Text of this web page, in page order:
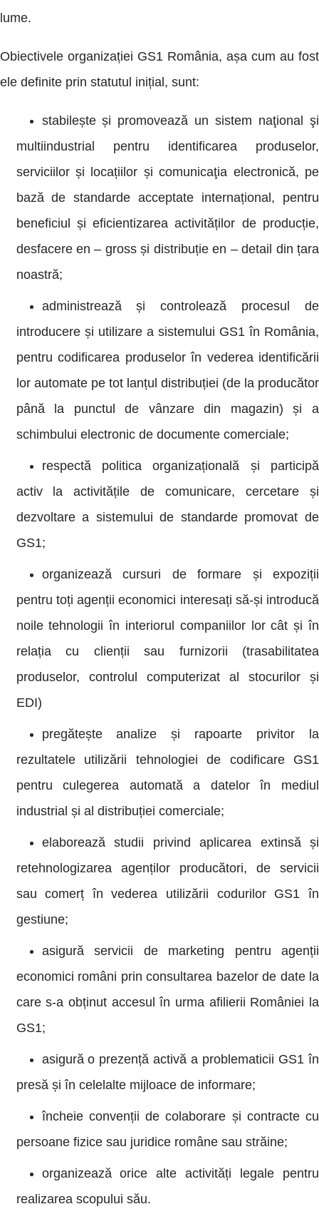
lume.
Obiectivele organizației GS1 România, așa cum au fost
ele definite prin statutul inițial, sunt:
stabilește și promovează un sistem naţional şi
multiindustrial pentru identificarea produselor,
serviciilor și locațiilor și comunicaţia electronică, pe
bază de standarde acceptate internațional, pentru
beneficiul și eficientizarea activităților de producție,
desfacere en – gross și distribuție en – detail din țara
noastră;
administrează și controlează procesul de
introducere și utilizare a sistemului GS1 în România,
pentru codificarea produselor în vederea identificării
lor automate pe tot lanțul distribuției (de la producător
până la punctul de vânzare din magazin) și a
schimbului electronic de documente comerciale;
respectă politica organizațională și participă
activ la activitățile de comunicare, cercetare și
dezvoltare a sistemului de standarde promovat de
GS1;
organizează cursuri de formare și expoziții
pentru toți agenții economici interesați să-și introducă
noile tehnologii în interiorul companiilor lor cât și în
relația cu clienții sau furnizorii (trasabilitatea
produselor, controlul computerizat al stocurilor și
EDI)
pregătește analize și rapoarte privitor la
rezultatele utilizării tehnologiei de codificare GS1
pentru culegerea automată a datelor în mediul
industrial și al distribuției comerciale;
elaborează studii privind aplicarea extinsă și
retehnologizarea agenților producători, de servicii
sau comerț în vederea utilizării codurilor GS1 în
gestiune;
asigură servicii de marketing pentru agenții
economici români prin consultarea bazelor de date la
care s-a obținut accesul în urma afilierii României la
GS1;
asigură o prezență activă a problematicii GS1 în
presă și în celelalte mijloace de informare;
încheie convenții de colaborare și contracte cu
persoane fizice sau juridice române sau străine;
organizează orice alte activități legale pentru
realizarea scopului său.